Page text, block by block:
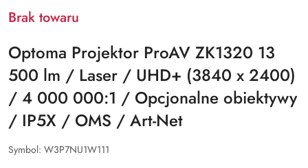
Brak towaru
Optoma Projektor ProAV ZK1320 13
500 lm / Laser / UHD+ (3840 x 2400)
/ 4 000 000:1 / Opcjonalne obiektywy
/ IP5X / OMS / Art-Net
Symbol: W3P7NU1W111